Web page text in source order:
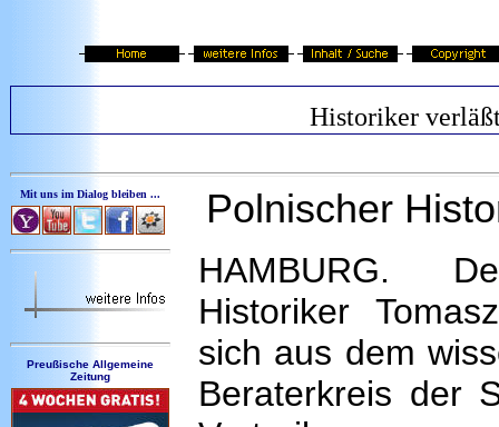
Historiker
Mit uns im Dialog bleiben ...
Preußische Allgemeine
Zeitung
Polnischer
HAMBURG.
Historiker
sich aus dem
Beraterkreis der